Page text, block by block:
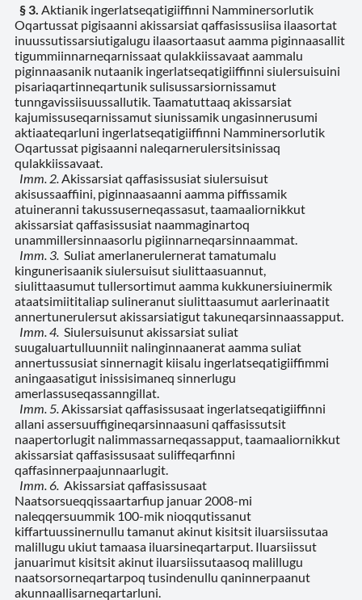
§ 3. Aktianik ingerlatseqatigiiffinni Namminersorlutik
Oqartussat pigisaanni akissarsiat qaffasissusiisa ilaasortat
inuussutissarsiutigalugu ilaasortaasut aamma piginnaasallit
tigummiinnarneqarnissaat qulakkiissavaat aammalu
piginnaasanik nutaanik ingerlatseqatigiiffinni siulersuisuini
pisariaqartinneqartunik sulisussarsiornissamut
tunngavissiisuussallutik. Taamatuttaaq akissarsiat
kajumissuseqarnissamut siunissamik ungasinnerusumi
aktiaateqarluni ingerlatseqatigiiffinni Namminersorlutik
Oqartussat pigisaanni naleqarnerulersitsinissaq
qulakkiissavaat.
Imm. 2. Akissarsiat qaffasissusiat siulersuisut
akisussaaffiini, piginnaasaanni aamma piffissamik
atuineranni takussuserneqassasut, taamaaliornikkut
akissarsiat qaffasissusiat naammaginartoq
unammillersinnaasorlu pigiinnarneqarsinnaammat.
Imm. 3. Suliat amerlanerulernerat tamatumalu
kingunerisaanik siulersuisut siulittaasuannut,
siulittaasumut tullersortimut aamma kukkunersiuinermik
ataatsimiititaliap sulineranut siulittaasumut aarlerinaatit
annertunerulersut akissarsiatigut takuneqarsinnaassapput.
Imm. 4. Siulersuisunut akissarsiat suliat
suugaluartulluunniit nalinginnaanerat aamma suliat
annertussusiat sinnernagit kiisalu ingerlatseqatigiiffimmi
aningaasatigut inissisimaneq sinnerlugu
amerlassuseqassanngillat.
Imm. 5. Akissarsiat qaffasissusaat ingerlatseqatigiiffinni
allani assersuuffigineqarsinnaasuni qaffasissutsit
naapertorlugit nalimmassarneqassapput, taamaaliornikkut
akissarsiat qaffasissusaat suliffeqarfinni
qaffasinnerpaajunnaarlugit.
Imm. 6. Akissarsiat qaffasissusaat
Naatsorsueqqissaartarfiup januar 2008-mi
naleqqersuummik 100-mik nioqqutissanut
kiffartuussinernullu tamanut akinut kisitsit iluarsiissutaa
malillugu ukiut tamaasa iluarsineqartarput. Iluarsiissut
januarimut kisitsit akinut iluarsiissutaasoq malillugu
naatsorsorneqartarpoq tusindenullu qaninnerpaanut
akunnaallisarneqartarluni.